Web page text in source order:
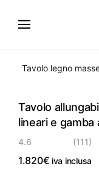
to
main
Tavolo legno
Tavolo
lineari e gamba
4.6 (111)
1.820€ iva inclusa